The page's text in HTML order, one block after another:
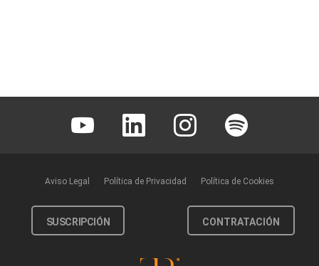
Youtube Linkedin Instagram Spotify
Aviso Legal Política de Privacidad Política de Cookies
SUSCRIPCIÓN CONTRATACIÓN